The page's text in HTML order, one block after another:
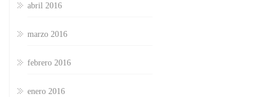
abril 2016
marzo 2016
febrero 2016
enero 2016